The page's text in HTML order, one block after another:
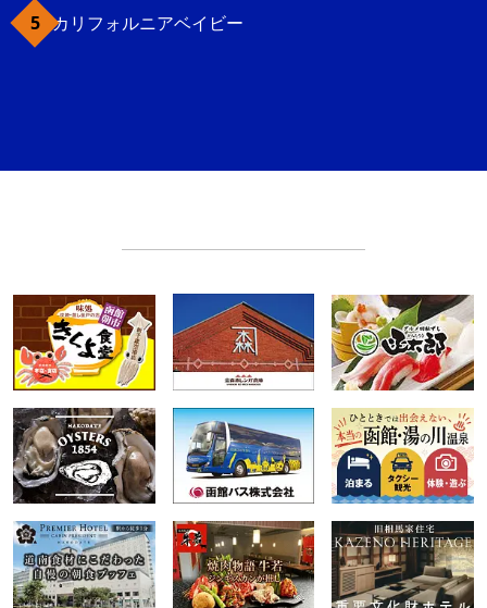
カリフォルニアベイビー